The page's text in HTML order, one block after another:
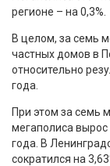
регионе – на 0,3%.
В целом, за семь
частных домов в
относительно
года.
При этом за семь
мегаполиса вырос
года. В
сократился на